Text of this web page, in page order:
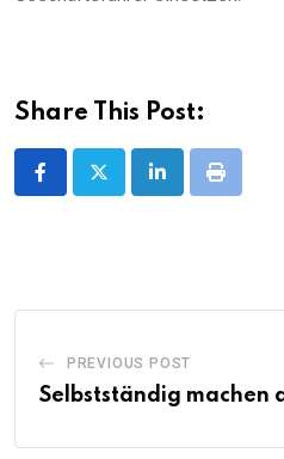
Share This Post:
LinkedInPrint
PREVIOUS POST
Selbstständig machen